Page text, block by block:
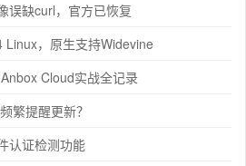
误缺curl，官方已恢复
，原生支持Widevine
Cloud实战全记录
繁提醒更新？
认证检测功能